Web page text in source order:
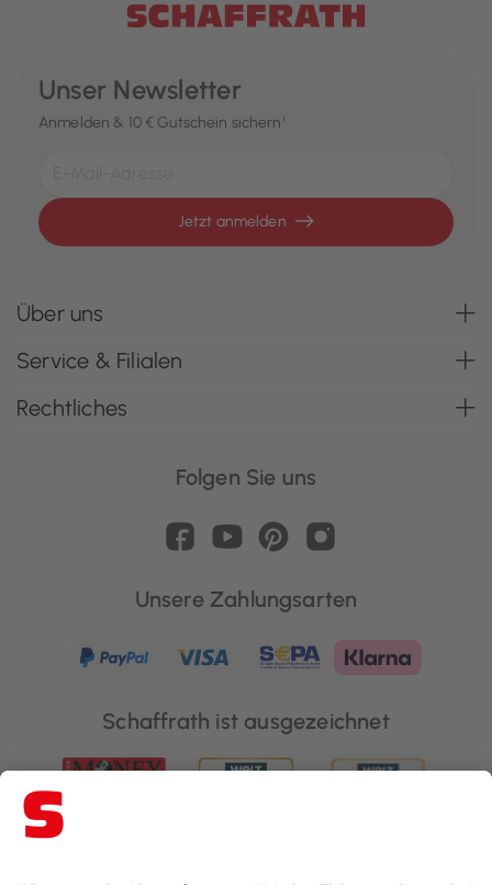
Unser Newsletter
Anmelden & 10 € Gutschein sichern¹
Jetzt anmelden
Über uns
Service & Filialen
Rechtliches
Folgen Sie uns
Unsere Zahlungsarten
Schaffrath ist ausgezeichnet